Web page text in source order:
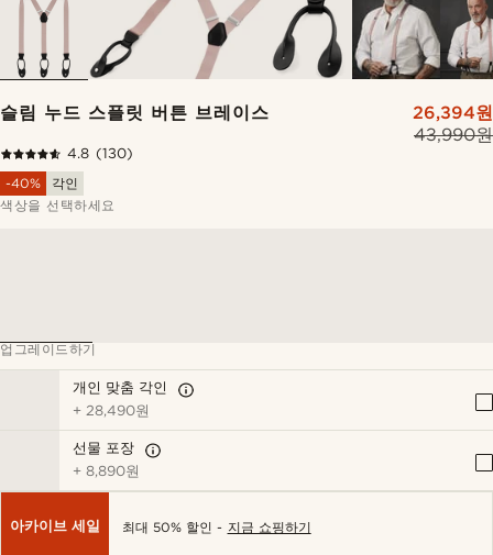
슬림 누드 스플릿 버튼 브레이스
43,990원
26,394원
4.8 (130)
-40%
각인
색상을 선택하세요
업그레이드하기
개인 맞춤 각인
+28,490원
선물 포장
+8,890원
아카이브 세일 최대 50% 할인 - 지금 쇼핑하기